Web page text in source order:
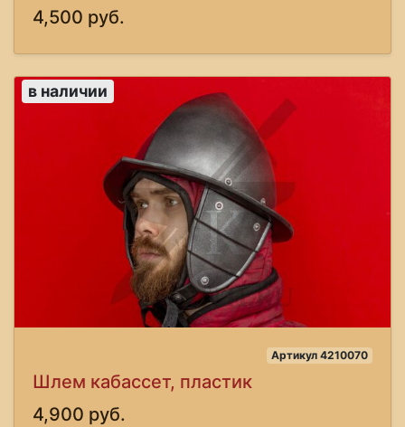
4,500 руб.
в наличии
Артикул 4210070
Шлем кабассет, пластик
4,900 руб.